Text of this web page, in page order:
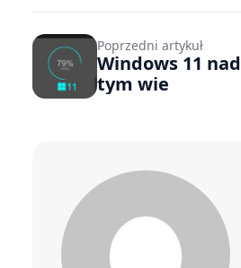
Poprzedni artykuł
Windows 11
tym wie